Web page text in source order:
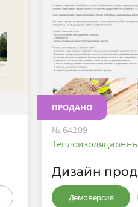
ПРОДАНО
№ 64209
Дизайн
Демоверсия